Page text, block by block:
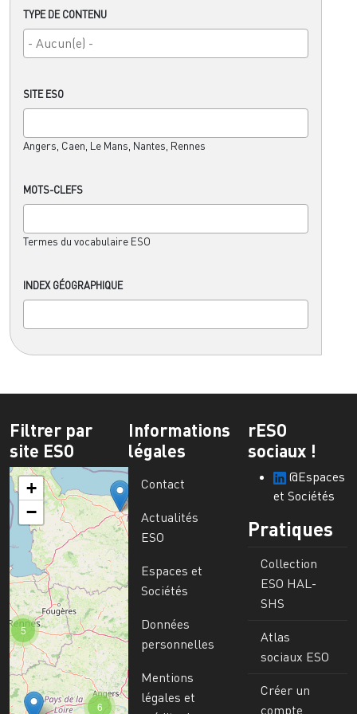
TYPE DE CONTENU
SITE ESO
Angers, Caen, Le Mans, Nantes, Rennes
MOTS-CLEFS
Termes du vocabulaire ESO
INDEX GÉOGRAPHIQUE
Filtrer par
site ESO
6
5
+
−
Informations
légales
Contact
Actualités
ESO
Espaces et
Sociétés
Données
personnelles
Mentions
légales et
rESO
sociaux !
@Espaces
et Sociétés
Pratiques
Collection
ESO HAL-
SHS
Atlas
sociaux ESO
Créer un
compte